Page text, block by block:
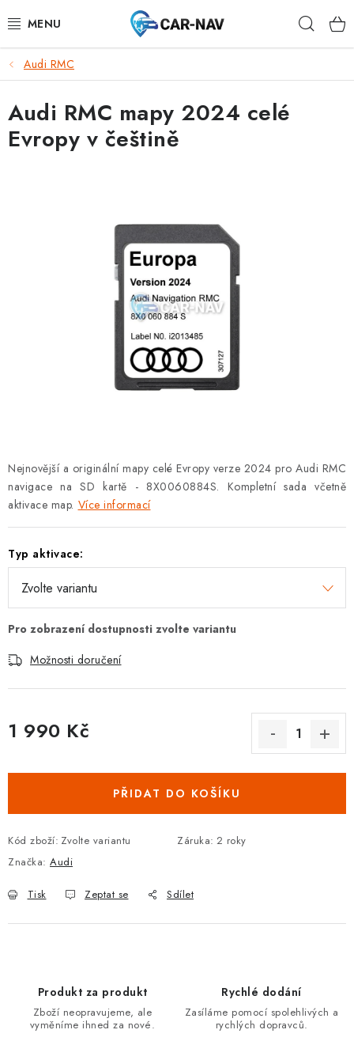
na
AUDI
BMW
FORD
MERCEDES-BENZ
SEAT
ŠKODA
Cookies a podmínky používání stránek
Obchodní podmínky
Moje objednávka
Audi RMC
Nejnovější a originální mapy celé Evropy verze 2024 pro Audi RMC
navigace na SD kartě - 8X0060884S. Kompletní sada včetně
aktivace map. Více informací
Typ aktivace:
Možnosti doručení
1 990 Kč
PŘIDAT DO KOŠÍKU
Kód zboží: Zvolte variantu Záruka: 2 roky
Značka: Audi
Tisk Zeptat se Sdílet
Audi RMC mapy 2024 celé
Evropy v češtině
Produkt za produkt
Zboží neopravujeme, ale
vyměníme ihned za nové.
Rychlé dodání
Zasíláme pomocí spolehlivých a
rychlých dopravců.